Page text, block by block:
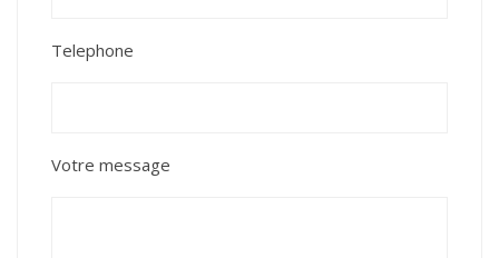
Telephone
Votre message